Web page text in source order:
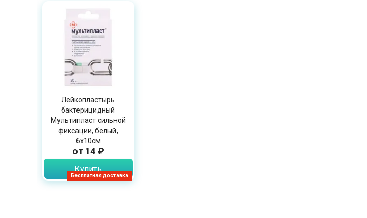
Бесплатная доставка
Лейкопластырь
бактерицидный
Мультипласт сильной
фиксации, белый,
6х10см
от 14 ₽
Купить